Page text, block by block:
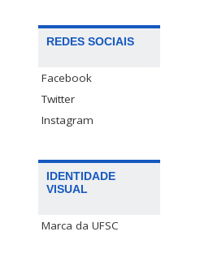
REDES SOCIAIS
Facebook
Twitter
Instagram
IDENTIDADE
VISUAL
Marca da UFSC